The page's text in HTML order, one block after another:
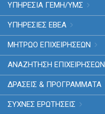
ΥΠΗΡΕΣΊΑ ΓΕΜΗ/ΥΜΣ
ΥΠΗΡΕΣΙΕΣ ΕΒΕΑ
ΜΗΤΡΩΟ ΕΠΙΧΕΙΡΗΣΕΩΝ
ΑΝΑΖΗΤΗΣΗ ΕΠΙΧΕΙΡΗΣΕΩΝ
ΔΡΑΣΕΙΣ & ΠΡΟΓΡΑΜΜΑΤΑ
ΣΥΧΝΕΣ ΕΡΩΤΗΣΕΙΣ